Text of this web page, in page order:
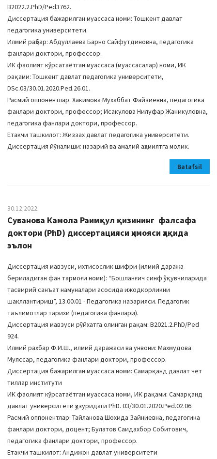
o
n
В2022.2.PhD/Ped3762.
Диссертация бажарилган муассаса номи: Тошкент давлат
педагогика университети.
Илмий раҳбар: Абдуллаева Барно Сайфутдиновна, педaгoгикa
фaнлaри доктори, профессор.
ИК фаолият кўрсатаётган муассаса (муассасалар) номи, ИК
рақами: Тошкент давлат педагогика университети,
DSс.03/30.01.2020.Ped.26.01.
Расмий оппонентлар: Хакимова Мухаббат Файзиевна, педaгoгикa
фaнлaри доктори, профессор; Исакулова Нилуфар Жаникуловна,
педагогика фанлари доктори, профессор.
Етакчи ташкилот: Жиззах давлат педагогика университети.
Диссертация йўналиши: назарий ва амалий аҳамиятга молик.
Batafsil
30.12.2022
Суванова Камола Раимқул қизининг фалсафа
доктори (PhD) диссертацияси ҳимояси ҳақида
эълон
Диссертация мавзуси, ихтисослик шифри (илмий даража
бериладиган фан тармоғи номи): “Бошланғич синф ўқувчиларида
тасвирий санъат намуналари асосида ижодкорликни
шакллантириш”, 13.00.01 - Пeдaгoгикa нaзaрияcи. Пeдaгoгик
тaълимoтлaр тaрихи (педагогика фанлари).
Диссертация мавзуси рўйхатга олинган рақам: В2021.2.PhD/Ped
924.
Илмий рахбар Ф.И.Ш., илмий даражаси ва унвони: Махмудова
Муяссар, пeдaгoгикa фaнлaри дoктoри, прoфeccoр.
Диссертация бажарилган муассаса номи: Самарқанд давлат чет
тиллар институти
ИК фаолият кўрсатаётган муассаса номи, ИК рақами: Caмaрқaнд
дaвлaт унивeрcитeти ҳузуридaги PhD. 03/30.01.2020.Ped.02.06
Расмий оппонентлар: Тайланова Шохида Зайниевна, пeдaгoгикa
фaнлaри дoктoри, доцент; Булатов Саидахбор Собитович,
пeдaгoгикa фaнлaри дoктoри, профессор.
Етакчи ташкилот: Андижон давлат университети